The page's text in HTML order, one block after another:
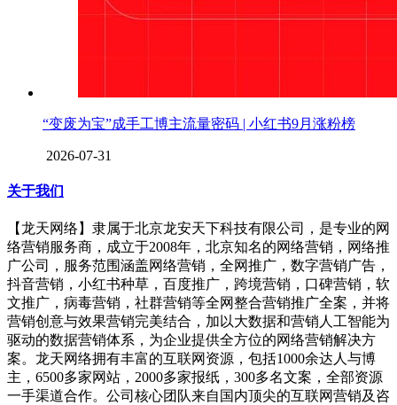
“变废为宝”成手工博主流量密码 | 小红书9月涨粉榜
2026-07-31
关于我们
【龙天网络】隶属于北京龙安天下科技有限公司，是专业的网
络营销服务商，成立于2008年，北京知名的网络营销，网络推
广公司，服务范围涵盖网络营销，全网推广，数字营销广告，
抖音营销，小红书种草，百度推广，跨境营销，口碑营销，软
文推广，病毒营销，社群营销等全网整合营销推广全案，并将
营销创意与效果营销完美结合，加以大数据和营销人工智能为
驱动的数据营销体系，为企业提供全方位的网络营销解决方
案。龙天网络拥有丰富的互联网资源，包括1000余达人与博
主，6500多家网站，2000多家报纸，300多名文案，全部资源
一手渠道合作。公司核心团队来自国内顶尖的互联网营销及咨